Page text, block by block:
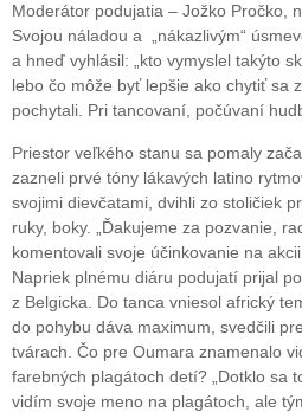
Moderátor podujatia – Jožko Pročko,
Svojou náladou a „nákazlivým“
a hneď vyhlásil: „kto vymyslel takýto
lebo čo môže byť lepšie ako chytiť sa
pochytali. Pri tancovaní, počúvaní
Priestor veľkého stanu sa pomaly
zazneli prvé tóny lákavých latino
svojimi dievčatami, dvihli zo stoličiek
ruky, boky. „Ďakujeme za pozvanie,
komentovali svoje účinkovanie na
Napriek plnému diáru podujatí prijal
z Belgicka. Do tanca vniesol africký
do pohybu dáva maximum, svedčili
tvárach. Čo pre Oumara znamenalo
farebných plagátoch detí? „Dotklo sa
vidím svoje meno na plagátoch, ale